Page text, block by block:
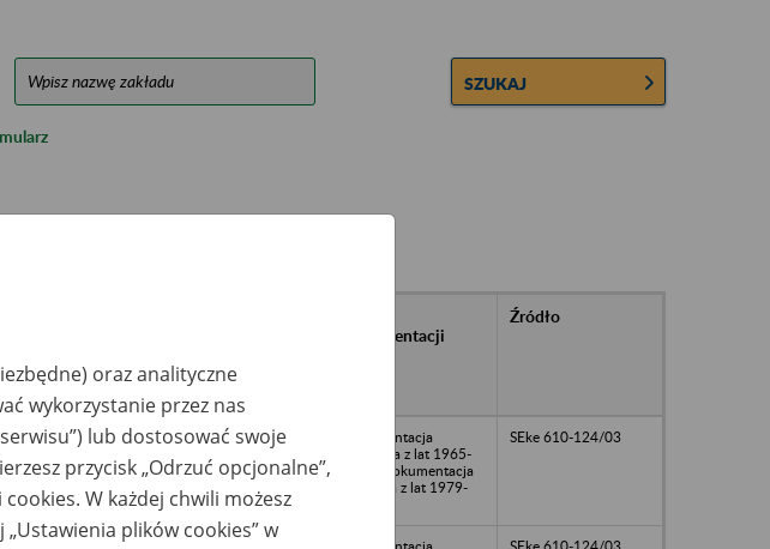
SZUKAJ
archiwach
państwowych
dokumentacji
Źródło
dokumentacja
osobowa z lat 1965-
1997, dokumentacja
płacowa z lat 1979-
SEke 610-124/03
oraz analityczne
wykorzystanie przez nas
lub dostosować swoje
przycisk „Odrzuć opcjonalne”,
W każdej chwili możesz
plików cookies” w